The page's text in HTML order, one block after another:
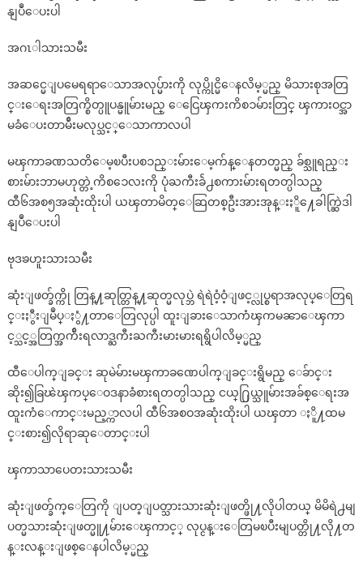
နျပဳေပးပါ
အဂၤါသားသမီး
အဆင္မေျပမေရရာေသာအလုပ္မ်ားကို လုပ္ကိုင္မိေနလိမ့္မည္ မိသားစုအတြ
င္းေရးအတြက္စိတ္ပူပန္မူမ်ားမည္ ေငြေၾကးကိစၥမ်ားတြင္ ၾကားဝင္အာ
မခံေပးတာမ်ိဴးမလုပ္သင့္ေသာကာလပါ
မၾကာခဏသတိေမ့ၿပီးပစၥည္းမ်ားေမ့က်န္ေနတတ္မည္ ခ်စ္သူရည္း
စားမ်ားဘာမဟုတ္တဲ့ကိစၥေလးကို ပုံႀကီးခ်ဲ႕စကားမ်ားရတတ္ပါသည္
ထီ၆အစ၅အဆုံးထိုးပါ ယၾတာမိတ္ေဆြတစ္ဦးအားအုန္းႏိူ႔ေခါက္ဆြဲဒါ
နျပဳေပးပါ
ဗုဒၶဟူးသားသမီး
ဆုံးျဖတ္ခ်က္ကို တြန္႔ဆုတ္တြန္႔ဆုတ္မလုပ္ဘဲ ရဲရဲဝံ့ဝံ့ျဖင့္လုပ္စရာအလုပ္ေတြရ
င္းႏွီးျမဳပ္ႏွံ႔တာေတြလုပ္ပါ ထူးျခားေသာကံၾကမၼာေၾကာ
င့္သင့္အတြက္အက်ိဴးရလာဒ္ႀကီးႀကီးမားမားရရွိပါလိမ့္မည္
ထီေပါက္ျခင္း ဆုမဲမ်ားမၾကာခဏေပါက္ျခင္းရွိမည္ ေခ်ာင္း
ဆိုး၍ခြၽဲၾကပ္ေဝဒနာခံစားရတတ္ပါသည္ ငယ္႐ြယ္သူမ်ားအခ်စ္ေရးအ
ထူးကံေကာင္းမည့္ကာလပါ ထီ၆အစဝအဆုံးထိုးပါ ယၾတာ ႏိူ႔ထမ
င္းစား၍လိုရာဆုေတာင္းပါ
ၾကာသာပေတးသားသမီး
ဆုံးျဖတ္ခ်က္ေတြကို ျပတ္ျပတ္သားသားဆုံးျဖတ္ဖို႔လိုပါတယ္ မိမိရဲ႕မျ
ပတ္မသားဆုံးျဖတ္မူ႔မ်ားေၾကာင့္ လုပ္ငန္းေတြမၿပီးမျပတ္တို႔လို႔တ
န္းလန္းျဖစ္ေနပါလိမ့္မည္